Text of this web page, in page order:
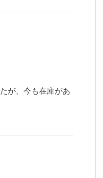
が、今も在庫があ